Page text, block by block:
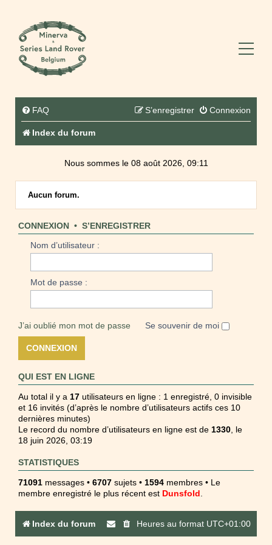
FAQ Connexion
S’enregistrer
Index du forum
Nous sommes le 08 août 2026, 09:11
Aucun forum.
CONNEXION • S’ENREGISTRER
Nom d’utilisateur :
Mot de passe :
J’ai oublié mon mot de passe Se souvenir de moi
QUI EST EN LIGNE
Au total il y a 17 utilisateurs en ligne : 1 enregistré, 0 invisible
et 16 invités (d’après le nombre d’utilisateurs actifs ces 10
dernières minutes)
Le record du nombre d’utilisateurs en ligne est de 1330 , le
18 juin 2026, 03:19
STATISTIQUES
71091 messages • 6707 sujets • 1594 membres • Le
membre enregistré le plus récent est Dunsfold
Index du forum Heures au format UTC+01:00